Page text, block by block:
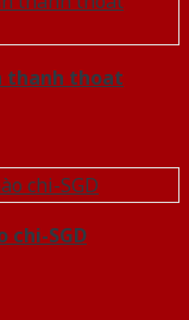
thanh thoat
chi-SGD